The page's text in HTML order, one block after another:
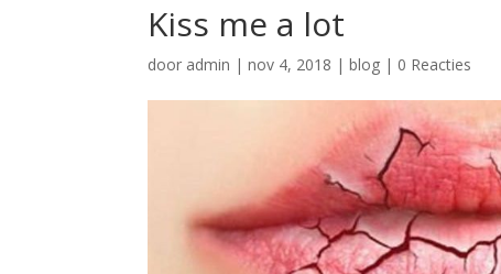
Kiss me a lot
door admin |nov 4, 2018 |blog | 0 Reacties